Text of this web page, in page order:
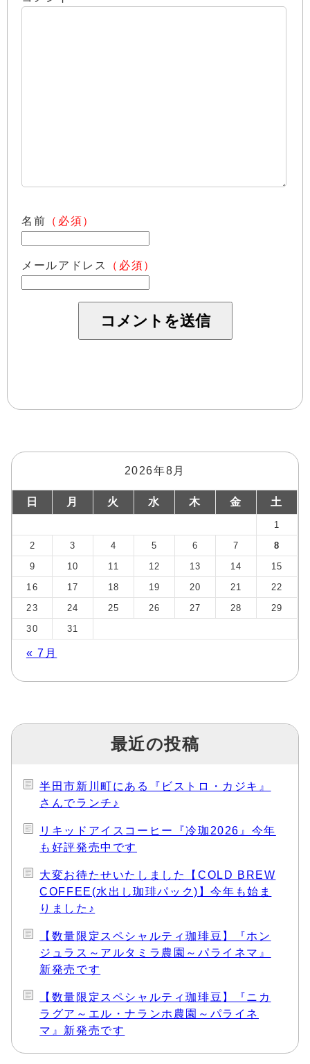
名前 （必須）
メールアドレス （必須）
2026年8月
日 月 火 水 木 金 土
1
2
3 4 5 6 7
8
9
10 11 12 13 14
15
16
17 18 19 20 21
22
23
24 25 26 27 28
29
30
31
« 7月
最近の投稿
半田市新川町にある『ビストロ・カジキ』
さんでランチ♪
リキッドアイスコーヒー『冷珈2026』今年
も好評発売中です
大変お待たせいたしました【COLD BREW
COFFEE(水出し珈琲パック)】今年も始ま
りました♪
【数量限定スペシャルティ珈琲豆】『ホン
ジュラス～アルタミラ農園～パライネマ』
新発売です
【数量限定スペシャルティ珈琲豆】『ニカ
ラグア～エル・ナランホ農園～パライネ
マ』新発売です